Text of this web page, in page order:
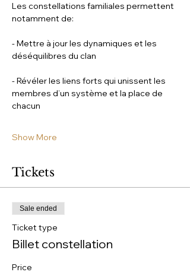
Les constellations familiales permettent
notamment de:
- Mettre à jour les dynamiques et les
déséquilibres du clan
- Révéler les liens forts qui unissent les
membres d’un système et la place de
chacun
Show More
Tickets
Sale ended
Ticket type
Billet constellation
Price